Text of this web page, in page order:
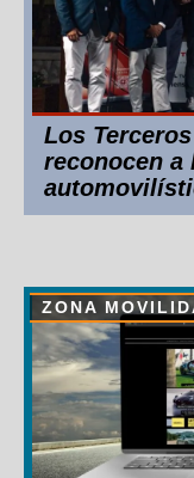
Los
reconocen a
ZONA